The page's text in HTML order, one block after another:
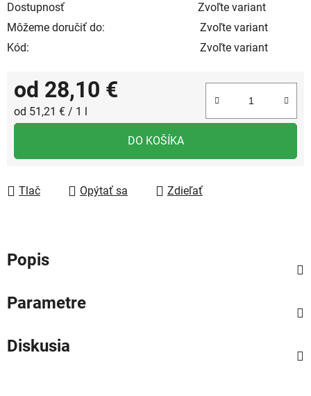
Dostupnosť
Zvoľte variant
Môžeme doručiť do:
Zvoľte variant
Kód:
Zvoľte variant
od 28,10 €
Jednotková cena:
od 51,21 € / 1 l
DO KOŠÍKA
Tlač Opýtať sa Zdieľať
Popis
Parametre
Diskusia